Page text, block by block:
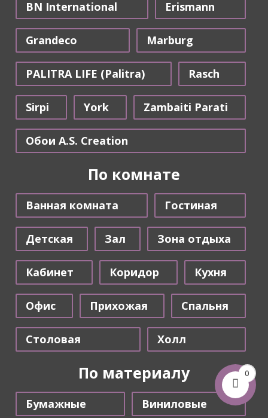
0
BN International Erismann
Grandeco Marburg
PALITRA LIFE (Palitra) Rasch
Sirpi York Zambaiti Parati
Обои A.S. Creation
По комнате
Ванная комната Гостиная
Детская Зал Зона отдыха
Кабинет Коридор Кухня
Офис Прихожая Спальня
Столовая Холл
По материалу
Бумажные Виниловые